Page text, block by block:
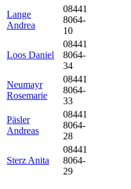
Lange
Andrea
08441
8064-
10
Loos Daniel
08441
8064-
34
Neumayr
Rosemarie
08441
8064-
33
Päsler
Andreas
08441
8064-
28
Sterz Anita
08441
8064-
29